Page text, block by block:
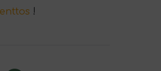
!